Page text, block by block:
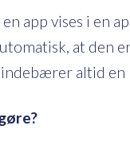
app vises i en
at den
indebærer altid en